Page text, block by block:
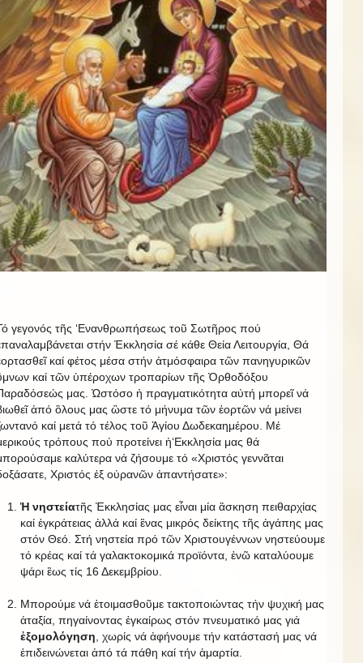
γεγονός τῆς ‘Ενανθρωπήσεως τοῦ Σωτῆρος πού
στήν Ἐκκλησία σέ κάθε Θεία Λειτουργία, Θά
καί φέτος μέσα στήν ἀτμόσφαιρα τῶν πανηγυρικῶν
καί τῶν ὑπέροχων τροπαρίων τῆς Ὀρθοδόξου
μας. Ὡστόσο ἡ πραγματικότητα αὐτή μπορεῖ νά
ἀπό ὃλους μας ὣστε τό μήνυμα τῶν ἑορτῶν νά μείνει
καί μετά τό τέλος τοῦ Ἁγίου Δωδεκαημέρου. Μέ
τρόπους πού προτείνει ἡ‘Εκκλησία μας θά
καλύτερα νά ζήσουμε τό «Χριστός γεννᾶται
Χριστός ἐξ οὐρανῶν ἀπαντήσατε»:
Ἡ νηστείατῆς Ἐκκλησίας μας εἶναι μία ἂσκηση πειθαρχίας
καί ἐγκράτειας ἀλλά καί ἓνας μικρός δείκτης τῆς ἀγάπης μας
στόν Θεό. Στή νηστεία πρό τῶν Χριστουγέννων νηστεύουμε
τό κρέας καί τά γαλακτοκομικά προϊόντα, ἐνῶ καταλύουμε
ψάρι ἓως τίς 16 Δεκεμβρίου.
Μπορούμε νά ἑτοιμασθοῦμε τακτοποιώντας τήν ψυχική μας
ἀταξία, πηγαίνοντας ἐγκαίρως στόν πνευματικό μας γιά
ἐξομολόγηση , χωρίς νά ἀφήνουμε τήν κατάστασή μας νά
ἐπιδεινώνεται ἀπό τά πάθη καί τήν ἁμαρτία.